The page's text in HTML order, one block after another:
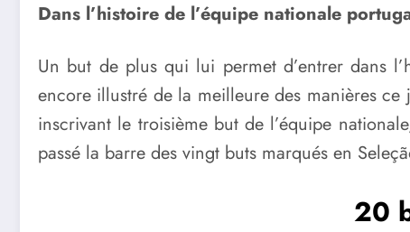
Dans l’histoire de l’équipe nationale
Un but de plus qui lui permet d’entrer dans
encore illustré de la meilleure des manières
inscrivant le troisième but de l’équipe
passé la barre des vingt buts marqués en
20